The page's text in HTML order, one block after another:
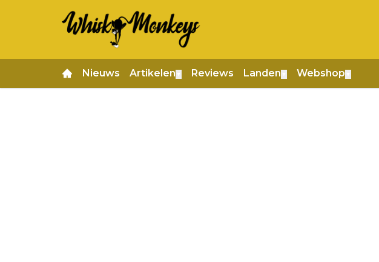
Nieuws Artikelen Reviews Landen Webshop